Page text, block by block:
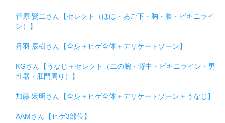
菅原 賢二さん【セレクト（ほほ・あご下・胸・腹・ビキニライ
ン）】
丹羽 辰樹さん【全身＋ヒゲ全体＋デリケートゾーン】
KGさん【うなじ＋セレクト（二の腕・背中・ビキニライン・男
性器・肛門周り）】
加藤 宏明さん【全身＋ヒゲ全体＋デリケートゾーン＋うなじ】
AAMさん【ヒゲ3部位】